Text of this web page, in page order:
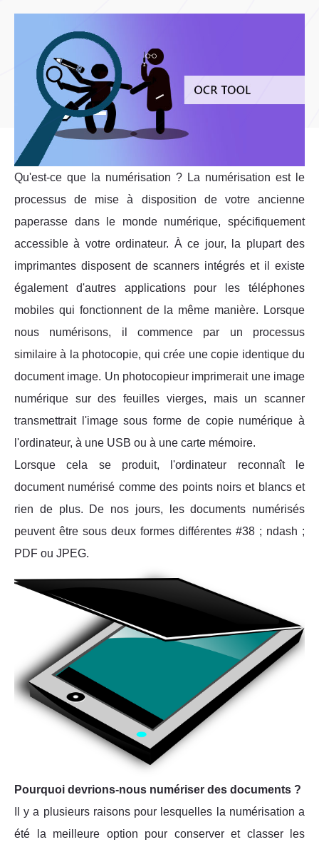
Qu'est-ce que la numérisation ? La numérisation est le
processus de mise à disposition de votre ancienne
paperasse dans le monde numérique, spécifiquement
accessible à votre ordinateur. À ce jour, la plupart des
imprimantes disposent de scanners intégrés et il existe
également d'autres applications pour les téléphones
mobiles qui fonctionnent de la même manière. Lorsque
nous numérisons, il commence par un processus
similaire à la photocopie, qui crée une copie identique du
document image. Un photocopieur imprimerait une image
numérique sur des feuilles vierges, mais un scanner
transmettrait l'image sous forme de copie numérique à
l'ordinateur, à une USB ou à une carte mémoire.
Lorsque cela se produit, l'ordinateur reconnaît le
document numérisé comme des points noirs et blancs et
rien de plus. De nos jours, les documents numérisés
peuvent être sous deux formes différentes #38 ; ndash ;
PDF ou JPEG.
Pourquoi devrions-nous numériser des documents ?
Il y a plusieurs raisons pour lesquelles la numérisation a
été la meilleure option pour conserver et classer les